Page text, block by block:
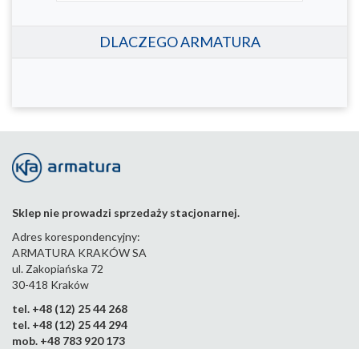
DLACZEGO ARMATURA
Sklep nie prowadzi sprzedaży stacjonarnej.
Adres korespondencyjny:
ARMATURA KRAKÓW SA
ul. Zakopiańska 72
30-418 Kraków
tel. +48 (12) 25 44 268
tel. +48 (12) 25 44 294
mob. +48 783 920 173